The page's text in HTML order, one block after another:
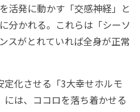
活発に動かす「交感神経」と
分かれる。これらは「シーソ
スがとれていれば全身が正常
化させる「3大幸せホルモ
は、ココロを落ち着かせる